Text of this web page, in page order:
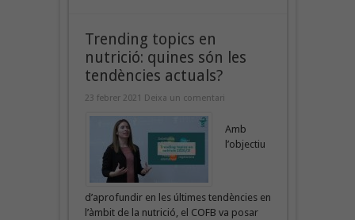
Trending topics en
nutrició: quines són les
tendències actuals?
23 febrer 2021 Deixa un comentari
Amb
l’objectiu
d’aprofundir en les últimes tendències en
l’àmbit de la nutrició, el COFB va posar